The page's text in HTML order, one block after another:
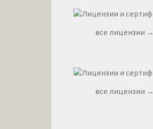
все лицензии →
все лицензии →